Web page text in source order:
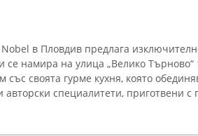
Nobel в Пловдив предлага
се намира на улица „Велико Търново“
със своята гурме кухня, която
авторски специалитети, приготвени с